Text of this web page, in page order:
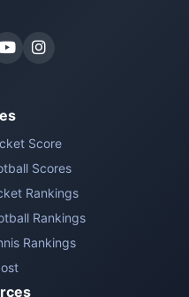
Score
Scores
Rankings
Rankings
Rankings